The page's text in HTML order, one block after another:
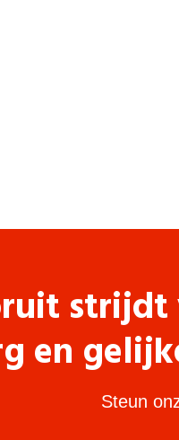
strijdt
en
Steun